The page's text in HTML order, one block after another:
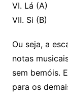
VI. Lá (A)
VII. Si (B)
Ou seja, a
notas
sem bemóis.
para os